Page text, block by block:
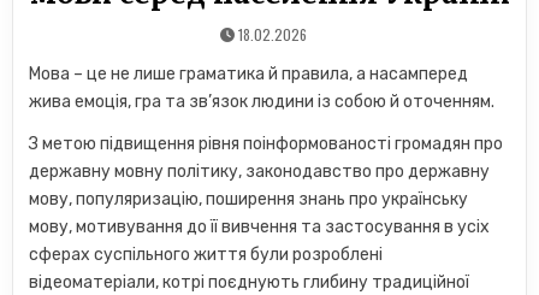
18.02.2026
Мова – це не лише граматика й правила, а насамперед
жива емоція, гра та зв’язок людини із собою й оточенням.
З метою підвищення рівня поінформованості громадян про
державну мовну політику, законодавство про державну
мову, популяризацію, поширення знань про українську
мову, мотивування до її вивчення та застосування в усіх
сферах суспільного життя були розроблені
відеоматеріали, котрі поєднують глибину традиційної